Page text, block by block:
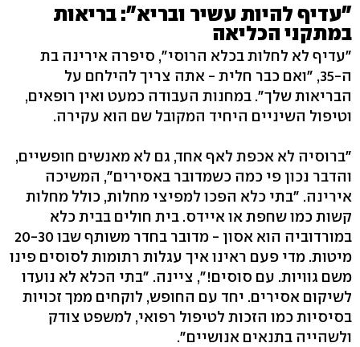
"עדיף להיות עשיר ובריא": בריאות
במתקני הכליאה
"עדיף לא לחלות בכלא הרוסי", סיפרה אירינה בת
ה-35, "ואם כבר חלית - אתה צריך להילחם על
הבריאות שלך". במחנות העבודה כמעט ואין רופאים,
וטיפול השיניים היחיד המקובל שם הוא עקירה.
"ברוסיה לא אכפת לאף אחד, גם לא מאנשים חופשיים,
והדבר נכון פי כמה כשמדובר באסירים", המשיכה
אירינה. "בתי כלא הפכו למפיצי מחלות, כולל מחלות
קשות כמו שחפת או איידס. בית חולים בבית כלא
במורדוביה הוא אסון - מדובר בחדר משותף שבו 20-30
מיטות. מדי פעם ראינו איך עגלות רתומות לסוסים פינו
משם גוויות. עם סוסים!", ציינה. "בתי הכלא לא נועדו
לשיקום אסירים. יחד עם החופש, לוקחים ממך זכויות
בסיסיות כמו הזכות לטיפול רפואי, למשפט צודק
ולשהייה בתנאים אנושיים".